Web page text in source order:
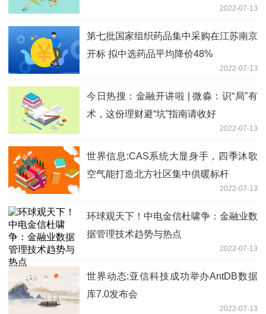
2022-07-13
第七批国家组织药品集中采购在江苏南京
开标 拟中选药品平均降价48%
2022-07-13
今日热搜：金融开讲啦 | 微淼：识“局”有
术，这份理财避“坑”指南请收好
2022-07-13
世界信息:CAS系统大显身手，四季沐歌
空气能打造北方社区集中供暖标杆
2022-07-13
环球观天下！中电金信杜啸争：金融业数
据管理技术趋势与热点
2022-07-13
世界动态:亚信科技成功举办AntDB数据
库7.0发布会
2022-07-13